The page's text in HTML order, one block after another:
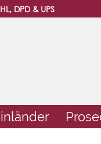
DPD & UPS